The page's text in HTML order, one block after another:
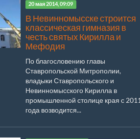
20 мая 2014, 09:09
В Невинномысске строится
классическая гимназия в
честь святых Кирилла и
Мефодия
По благословению главы
Ставропольской Митрополии,
владыки Ставропольского и
Невинномысского Кирилла в
промышленной столице края с 2011
года возводится...